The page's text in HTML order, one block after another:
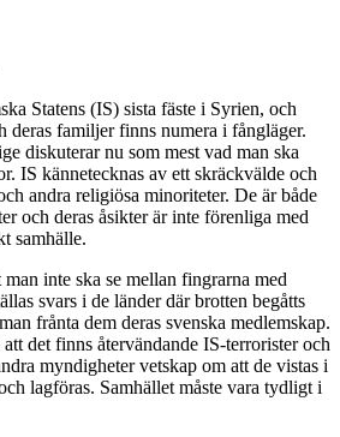
Statens (IS) sista fäste i Syrien, och
deras familjer finns numera i fångläger.
diskuterar nu som mest vad man ska
IS kännetecknas av ett skräckvälde och
andra religiösa minoriteter. De är både
och deras åsikter är inte förenliga med
samhälle.
inte ska se mellan fingrarna med
svars i de länder där brotten begåtts
frånta dem deras svenska medlemskap.
det finns återvändande IS-terrorister och
myndigheter vetskap om att de vistas i
lagföras. Samhället måste vara tydligt i